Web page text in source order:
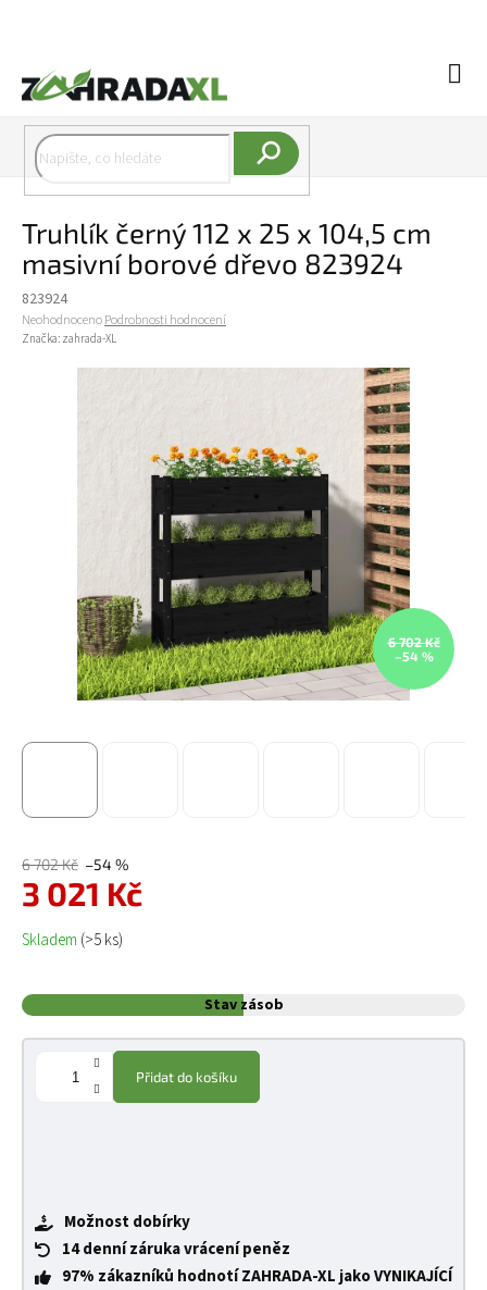
Truhlík černý 112 x 25 x 104,5 cm
masivní borové dřevo 823924
823924
Průměrné hodnocení produktu je 0,0 z 5 hvězdiček.
NeohodnocenoPodrobnosti hodnocení
Značka: zahrada-XL
6 702 Kč
–54 %
6 702 Kč –54 %
3 021 Kč
Měrná cena:
Skladem (>5 ks)
Stav zásob
Přidat do košíku
Možnost dobírky
14 denní záruka vrácení peněz
97% zákazníků hodnotí ZAHRADA-XL jako VYNIKAJÍCÍ